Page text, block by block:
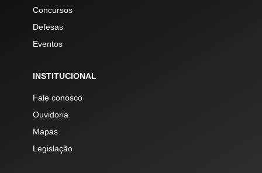
Concursos
Defesas
Eventos
INSTITUCIONAL
Fale conosco
Ouvidoria
Mapas
Legislação